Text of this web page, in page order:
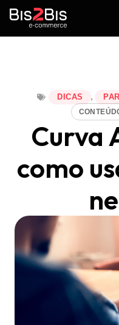
DICAS ,
Curva
como